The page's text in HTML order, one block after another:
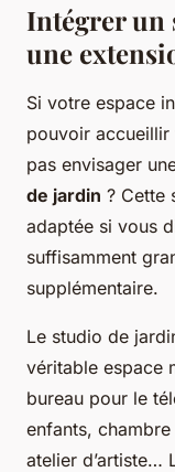
Intégrer un
une
Si votre espace
pouvoir
pas envisager
de jardin ? Cette
adaptée si vous
suffisamment
supplémentaire.
Le studio de
véritable espace
bureau pour le
enfants,
atelier d’artiste…